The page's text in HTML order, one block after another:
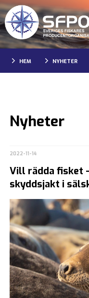
HEM NYHETER
Nyheter
2022-11-14
Vill rädda fisket
skyddsjakt i